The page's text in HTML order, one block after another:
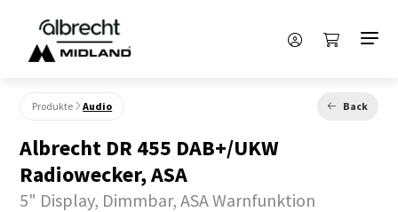
Produkte Audio Back
Albrecht DR 455 DAB+/UKW
Radiowecker, ASA
5" Display, Dimmbar, ASA Warnfunktion